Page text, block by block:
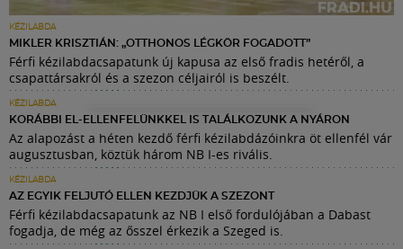
KÉZILABDA
MIKLER KRISZTIÁN: „OTTHONOS LÉGKÖR FOGADOTT”
Férfi kézilabdacsapatunk új kapusa az első fradis hetéről, a
csapattársakról és a szezon céljairól is beszélt.
KÉZILABDA
KORÁBBI EL-ELLENFELÜNKKEL IS TALÁLKOZUNK A NYÁRON
Az alapozást a héten kezdő férfi kézilabdázóinkra öt ellenfél vár
augusztusban, köztük három NB I-es rivális.
KÉZILABDA
AZ EGYIK FELJUTÓ ELLEN KEZDJÜK A SZEZONT
Férfi kézilabdacsapatunk az NB I első fordulójában a Dabast
fogadja, de még az ősszel érkezik a Szeged is.